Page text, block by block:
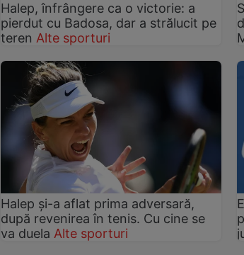
Halep, înfrângere ca o victorie: a
pierdut cu Badosa, dar a strălucit pe
teren Alte sporturi
Halep și-a aflat prima adversară,
după revenirea în tenis. Cu cine se
va duela Alte sporturi